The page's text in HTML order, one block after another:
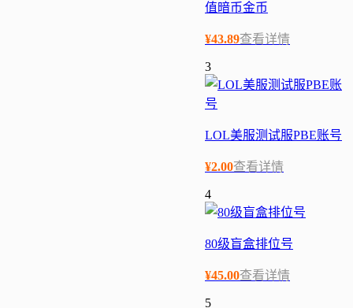
值暗币金币
¥43.89查看详情
3
LOL美服测试服PBE账号
¥2.00查看详情
4
80级盲盒排位号
¥45.00查看详情
5